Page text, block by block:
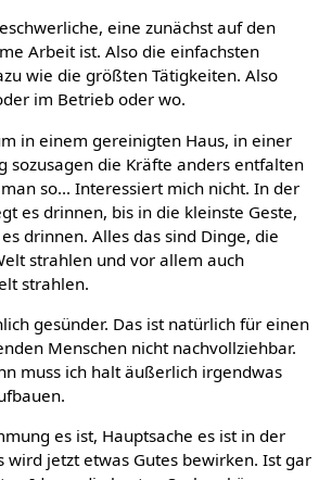
eine zunächst auf den
Arbeit ist. Also die einfachsten
wie die größten Tätigkeiten. Also
im Betrieb oder wo.
in einem gereinigten Haus, in einer
sozusagen die Kräfte anders entfalten
so... Interessiert mich nicht. In der
es drinnen, bis in die kleinste Geste,
drinnen. Alles das sind Dinge, die
strahlen und vor allem auch
strahlen.
gesünder. Das ist natürlich für einen
Menschen nicht nachvollziehbar.
muss ich halt äußerlich irgendwas
es ist, Hauptsache es ist in der
wird jetzt etwas Gutes bewirken. Ist gar